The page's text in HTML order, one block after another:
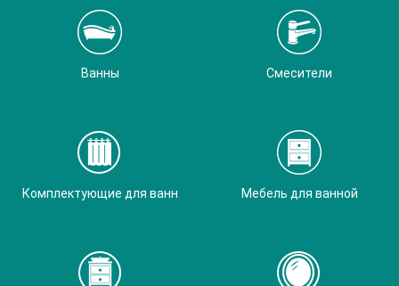
Ванны Смесители
Комплектующие для ванн Мебель для ванной